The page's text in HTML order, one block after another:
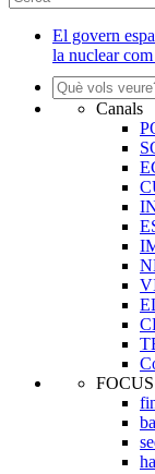
El govern
la nuclear
Canals
FOCUS